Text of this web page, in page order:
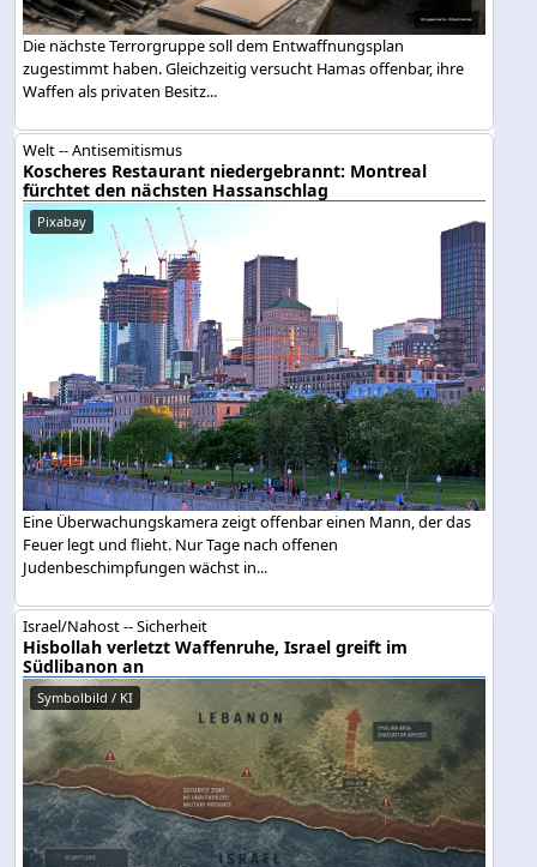
Die nächste Terrorgruppe soll dem Entwaffnungsplan
zugestimmt haben. Gleichzeitig versucht Hamas offenbar, ihre
Waffen als privaten Besitz...
Welt -- Antisemitismus
Koscheres Restaurant niedergebrannt: Montreal
fürchtet den nächsten Hassanschlag
Pixabay
Eine Überwachungskamera zeigt offenbar einen Mann, der das
Feuer legt und flieht. Nur Tage nach offenen
Judenbeschimpfungen wächst in...
Israel/Nahost -- Sicherheit
Hisbollah verletzt Waffenruhe, Israel greift im
Südlibanon an
Symbolbild / KI